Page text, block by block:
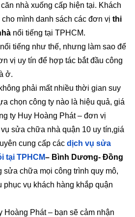
nhà xuống cấp hiện tại. Khách
cho mình danh sách các đơn vị thi
nổi tiếng tại TPHCM.
tiếng như thế, nhưng làm sao để
vị uy tín để hợp tác bắt đầu công
ở.
phải mất nhiều thời gian suy
chọn công ty nào là hiệu quả, giá
ty Huy Hoàng Phát – đơn vị
sửa chữa nhà quận 10 uy tín,giá
cung cấp các dịch vụ sửa
tại TPHCM– Bình Dương- Đồng
sửa chữa mọi công trình quy mô,
phục vụ khách hàng khắp quận
Hoàng Phát – bạn sẽ cảm nhận